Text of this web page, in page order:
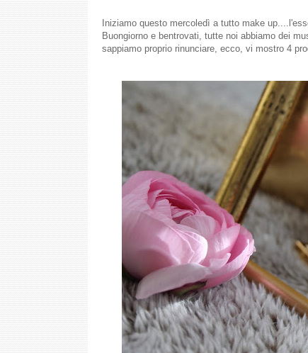
Iniziamo questo mercoledì a tutto make
Buongiorno e bentrovati, tutte noi abbiamo dei
sappiamo proprio rinunciare, ecco, vi mostro 4